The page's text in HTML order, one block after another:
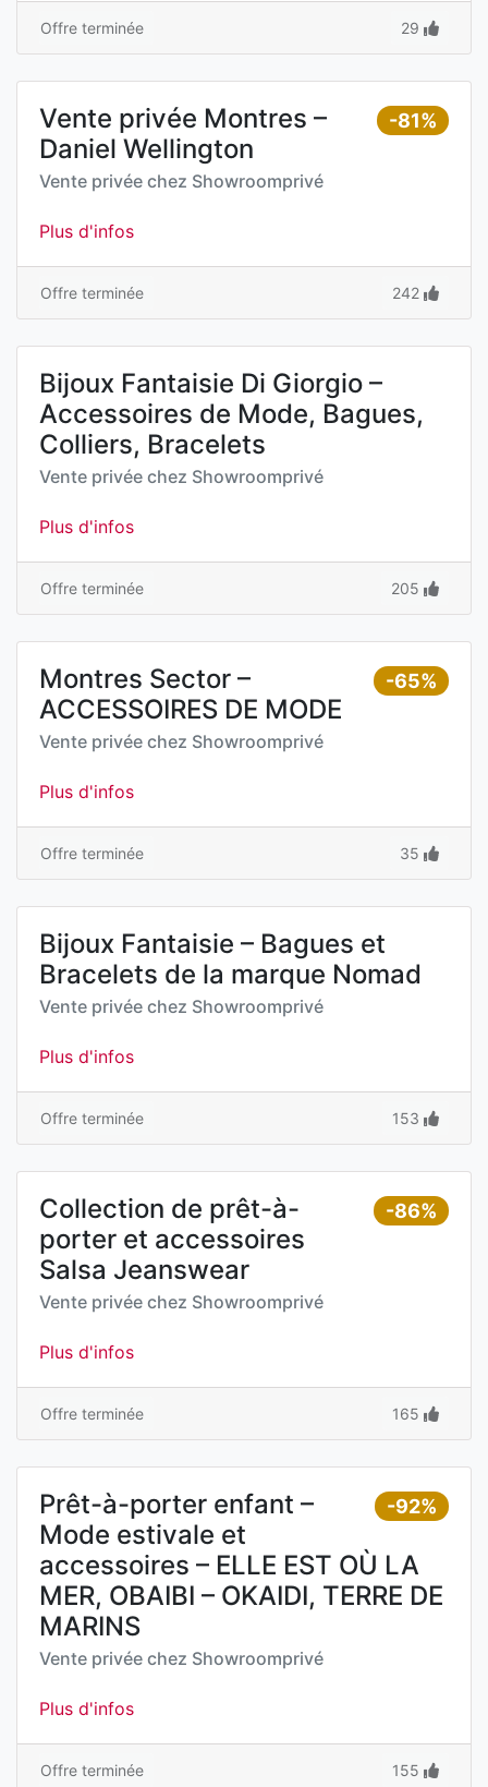
Offre terminée 29
-81%
Vente privée Montres –
Daniel Wellington
Vente privée chez Showroomprivé
Plus d'infos
Offre terminée 242
Bijoux Fantaisie Di Giorgio –
Accessoires de Mode, Bagues,
Colliers, Bracelets
Vente privée chez Showroomprivé
Plus d'infos
Offre terminée 205
-65%
Montres Sector –
ACCESSOIRES DE MODE
Vente privée chez Showroomprivé
Plus d'infos
Offre terminée 35
Bijoux Fantaisie – Bagues et
Bracelets de la marque Nomad
Vente privée chez Showroomprivé
Plus d'infos
Offre terminée 153
-86%
Collection de prêt-à-
porter et accessoires
Salsa Jeanswear
Vente privée chez Showroomprivé
Plus d'infos
Offre terminée 165
-92%
Prêt-à-porter enfant –
Mode estivale et
accessoires – ELLE EST OÙ LA
MER, OBAIBI – OKAIDI, TERRE DE
MARINS
Vente privée chez Showroomprivé
Plus d'infos
Offre terminée 155